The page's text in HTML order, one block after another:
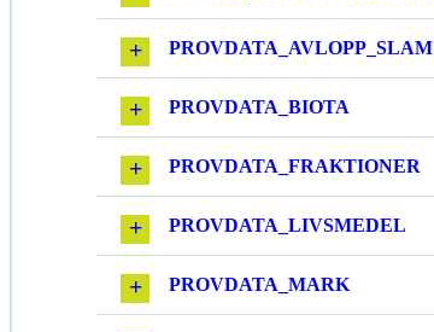
PROVDATA_AVLOPP_SLAM
PROVDATA_BIOTA
PROVDATA_FRAKTIONER
PROVDATA_LIVSMEDEL
PROVDATA_MARK